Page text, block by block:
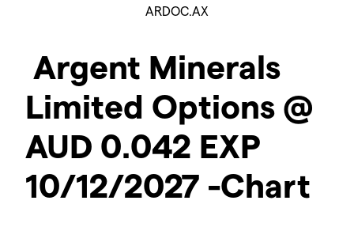
ARDOC.AX
Argent Minerals
Limited Options @
AUD 0.042 EXP
10/12/2027 -Chart